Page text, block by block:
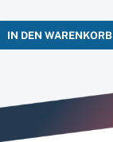
IN DEN WARENKORB